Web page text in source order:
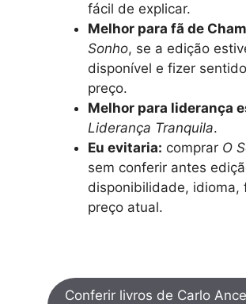
fácil de explicar.
Melhor para fã de
Sonho, se a edição
disponível e fizer
preço.
Melhor para liderança
Liderança Tranquila.
Eu evitaria: comprar O
sem conferir antes
disponibilidade, idioma,
preço atual.
Conferir livros de Carlo